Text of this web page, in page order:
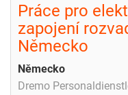
Práce pro
zapojení
Německo
Německo
Dremo